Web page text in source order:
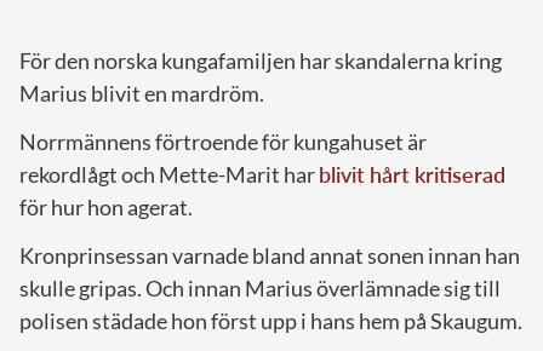
För den norska kungafamiljen har skandalerna kring
Marius blivit en mardröm.
Norrmännens förtroende för kungahuset är
rekordlågt och Mette-Marit harblivit hårt kritiserad
för hur hon agerat.
Kronprinsessan varnade bland annat sonen innan han
skulle gripas. Och innan Marius överlämnade sig till
polisen städade hon först upp i hans hem på Skaugum.